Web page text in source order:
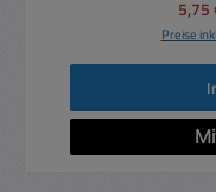
5,75
Preise